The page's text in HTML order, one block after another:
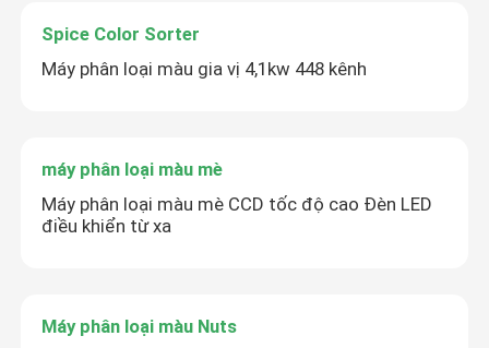
Spice Color Sorter
Máy phân loại màu gia vị 4,1kw 448 kênh
máy phân loại màu mè
Máy phân loại màu mè CCD tốc độ cao Đèn LED
điều khiển từ xa
Máy phân loại màu Nuts